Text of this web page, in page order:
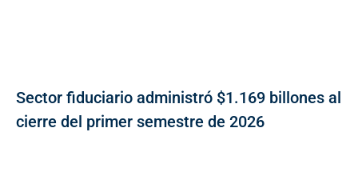
Sector fiduciario administró $1.169 billones al
cierre del primer semestre de 2026